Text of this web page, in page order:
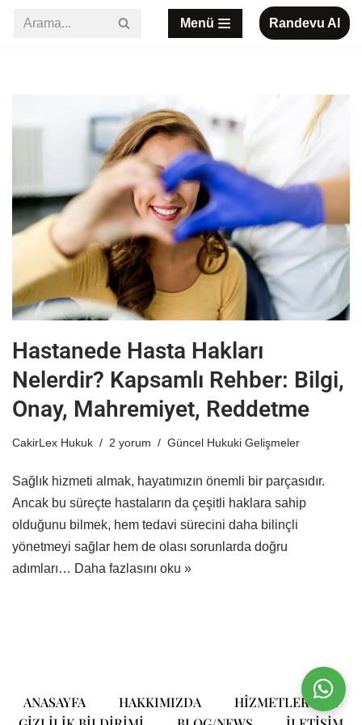
Menü Randevu Al
Hastanede Hasta Hakları
Nelerdir? Kapsamlı Rehber: Bilgi,
Onay, Mahremiyet, Reddetme
CakirLex Hukuk 2 yorum Güncel Hukuki Gelişmeler
Sağlık hizmeti almak, hayatımızın önemli bir parçasıdır.
Ancak bu süreçte hastaların da çeşitli haklara sahip
olduğunu bilmek, hem tedavi sürecini daha bilinçli
yönetmeyi sağlar hem de olası sorunlarda doğru
adımları… Daha fazlasını oku »
ANASAYFA HAKKIMIZDA
HIZMETLERIMIZ